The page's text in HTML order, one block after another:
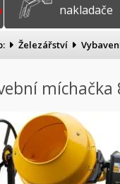
nakladače
Železářství